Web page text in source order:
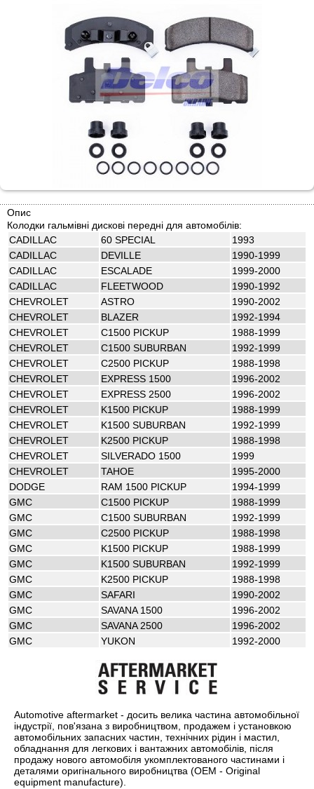
Опис
Колодки гальмівні дискові передні для автомобілів:
CADILLAC
60 SPECIAL
1993
CADILLAC
DEVILLE
1990-1999
CADILLAC
ESCALADE
1999-2000
CADILLAC
FLEETWOOD
1990-1992
CHEVROLET
ASTRO
1990-2002
CHEVROLET
BLAZER
1992-1994
CHEVROLET
C1500 PICKUP
1988-1999
CHEVROLET
C1500 SUBURBAN
1992-1999
CHEVROLET
C2500 PICKUP
1988-1998
CHEVROLET
EXPRESS 1500
1996-2002
CHEVROLET
EXPRESS 2500
1996-2002
CHEVROLET
K1500 PICKUP
1988-1999
CHEVROLET
K1500 SUBURBAN
1992-1999
CHEVROLET
K2500 PICKUP
1988-1998
CHEVROLET
SILVERADO 1500
1999
CHEVROLET
TAHOE
1995-2000
DODGE
RAM 1500 PICKUP
1994-1999
GMC
C1500 PICKUP
1988-1999
GMC
C1500 SUBURBAN
1992-1999
GMC
C2500 PICKUP
1988-1998
GMC
K1500 PICKUP
1988-1999
GMC
K1500 SUBURBAN
1992-1999
GMC
K2500 PICKUP
1988-1998
GMC
SAFARI
1990-2002
GMC
SAVANA 1500
1996-2002
GMC
SAVANA 2500
1996-2002
GMC
YUKON 1992-2000
Automotive aftermarket - досить велика частина автомобільної
індустрії, пов'язана з виробництвом, продажем і установкою
автомобільних запасних частин, технічних рідин і мастил,
обладнання для легкових і вантажних автомобілів, після
продажу нового автомобіля укомплектованого частинами і
деталями оригінального виробництва (OEM - Original
equipment manufacture).